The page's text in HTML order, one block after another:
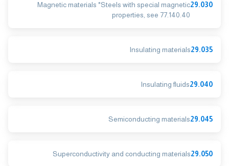
29.030
Magnetic materials *Steels with special magnetic
properties, see 77.140.40
29.035
Insulating materials
29.040
Insulating fluids
29.045
Semiconducting materials
29.050
Superconductivity and conducting materials